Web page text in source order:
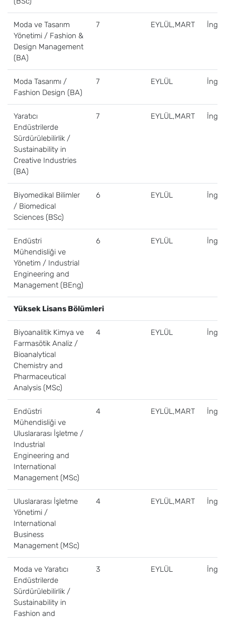
Moda ve Tasarım
Yönetimi / Fashion &
Design Management
(BA)
7 EYLÜL,MART
Moda Tasarımı /
Fashion Design (BA)
7 EYLÜL
Yaratıcı
Endüstrilerde
Sürdürülebilirlik /
Sustainability in
Creative Industries
(BA)
7 EYLÜL,MART
Biyomedikal Bilimler
/ Biomedical
Sciences (BSc)
6 EYLÜL
Endüstri
Mühendisliği ve
Yönetim / Industrial
Engineering and
Management (BEng)
6 EYLÜL
Yüksek Lisans Bölümleri
Biyoanalitik Kimya ve
Farmasötik Analiz /
Bioanalytical
Chemistry and
Pharmaceutical
Analysis (MSc)
4 EYLÜL
Endüstri
Mühendisliği ve
Uluslararası İşletme /
Industrial
Engineering and
International
Management (MSc)
4 EYLÜL,MART
Uluslararası İşletme
Yönetimi /
International
Business
Management (MSc)
4 EYLÜL,MART
Moda ve Yaratıcı
Endüstrilerde
Sürdürülebilirlik /
Sustainability in
Fashion and
3 EYLÜL